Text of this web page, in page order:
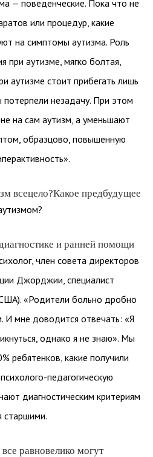
— поведенческие. Пока что не
или процедур, какие
на симптомы аутизма. Роль
при аутизме, мягко болтая,
аутизме стоит прибегать лишь
незадачу. При этом
на сам аутизм, а уменьшают
образцово, повышенную
всецело?Какое предбудущее
и ранней помощи
член совета директоров
Джорджии, специалист
«Родители больно дробно
И мне доводится отвечать: «Я
однако я не знаю». Мы
ребятенков, какие получили
педагогическую
диагностическим критериям
старшими.
равновелико могут